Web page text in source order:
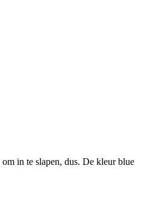
in te slapen, dus. De kleur blue